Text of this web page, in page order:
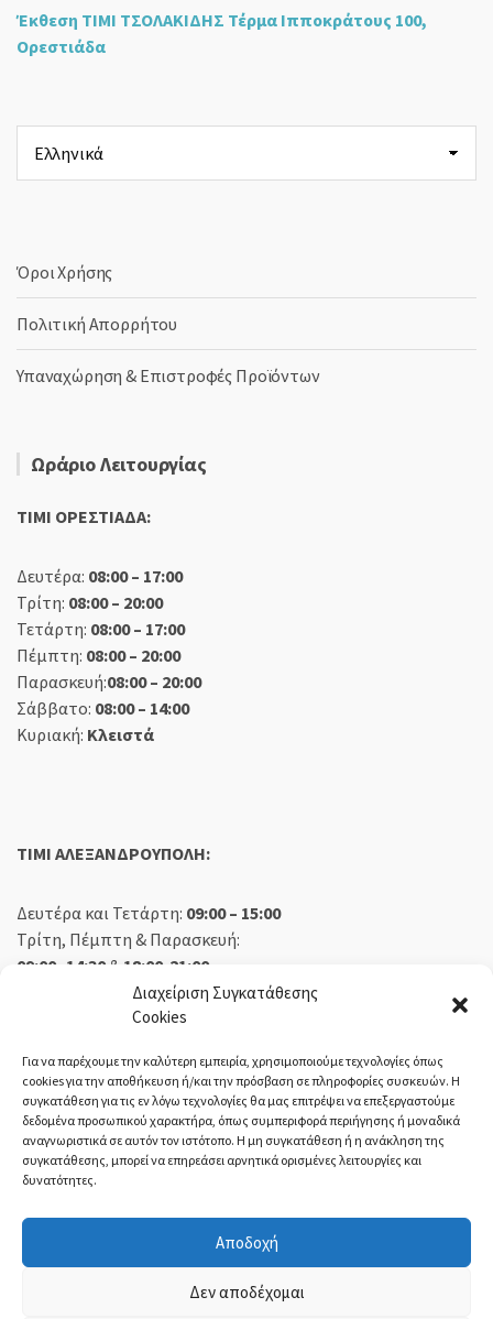
Διαχείριση Συγκατάθεσης
Cookies
Για να παρέχουμε την καλύτερη εμπειρία, χρησιμοποιούμε τεχνολογίες όπως
cookies για την αποθήκευση ή/και την πρόσβαση σε πληροφορίες συσκευών. Η
συγκατάθεση για τις εν λόγω τεχνολογίες θα μας επιτρέψει να επεξεργαστούμε
δεδομένα προσωπικού χαρακτήρα, όπως συμπεριφορά περιήγησης ή μοναδικά
αναγνωριστικά σε αυτόν τον ιστότοπο. Η μη συγκατάθεση ή η ανάκληση της
συγκατάθεσης, μπορεί να επηρεάσει αρνητικά ορισμένες λειτουργίες και
δυνατότητες.
Αποδοχή
Δεν αποδέχομαι
Έκθεση ΤΙΜΙ ΤΣΟΛΑΚΙΔΗΣ Τέρμα Ιπποκράτους 100,
Ορεστιάδα
μια
γλώσσα
Όροι Χρήσης
Πολιτική Απορρήτου
Υπαναχώρηση & Επιστροφές Προϊόντων
Ωράριο Λειτουργίας
TIMI ΟΡΕΣΤΙΑΔΑ:
Δευτέρα: 08:00 – 17:00
Τρίτη: 08:00 – 20:00
Τετάρτη: 08:00 – 17:00
Πέμπτη: 08:00 – 20:00
Παρασκευή:08:00 – 20:00
Σάββατο: 08:00 – 14:00
Κυριακή: Κλειστά
TIMI ΑΛΕΞΑΝΔΡΟΥΠΟΛΗ:
Δευτέρα και Τετάρτη: 09:00 – 15:00
Τρίτη, Πέμπτη & Παρασκευή:
09:00 -14:30 & 18:00-21:00
09:00 – 14:30
Κλειστά
ΕΚΘΕΣΗ ΟΡΕΣΤΙΑΔΑ:
Τρίτη, Πέμπτη, Παρασκευή:08:30 – 14:00 & 18:00 – 21:00